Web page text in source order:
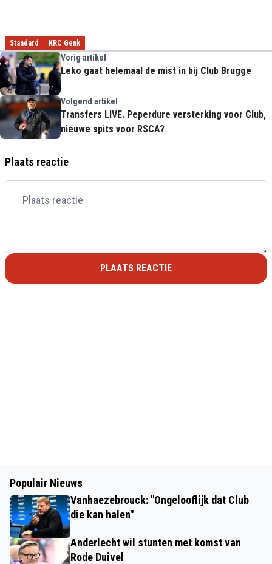
Standard KRC Genk
Vorig artikel
Leko gaat helemaal de mist in bij Club Brugge
Volgend artikel
Transfers LIVE. Peperdure versterking voor Club,
nieuwe spits voor RSCA?
Plaats reactie
PLAATS REACTIE
Populair Nieuws
Vanhaezebrouck: "Ongelooflijk dat Club
die kan halen"
Anderlecht wil stunten met komst van
Rode Duivel